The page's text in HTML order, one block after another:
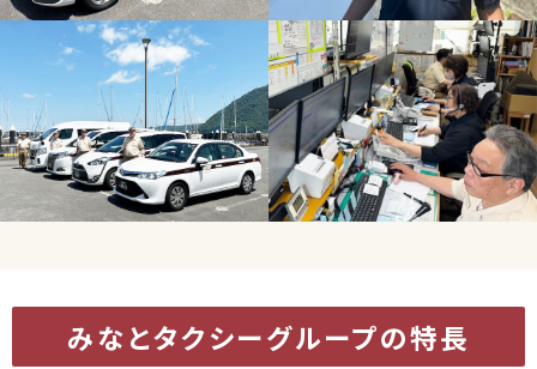
みなとタクシーグループの特長